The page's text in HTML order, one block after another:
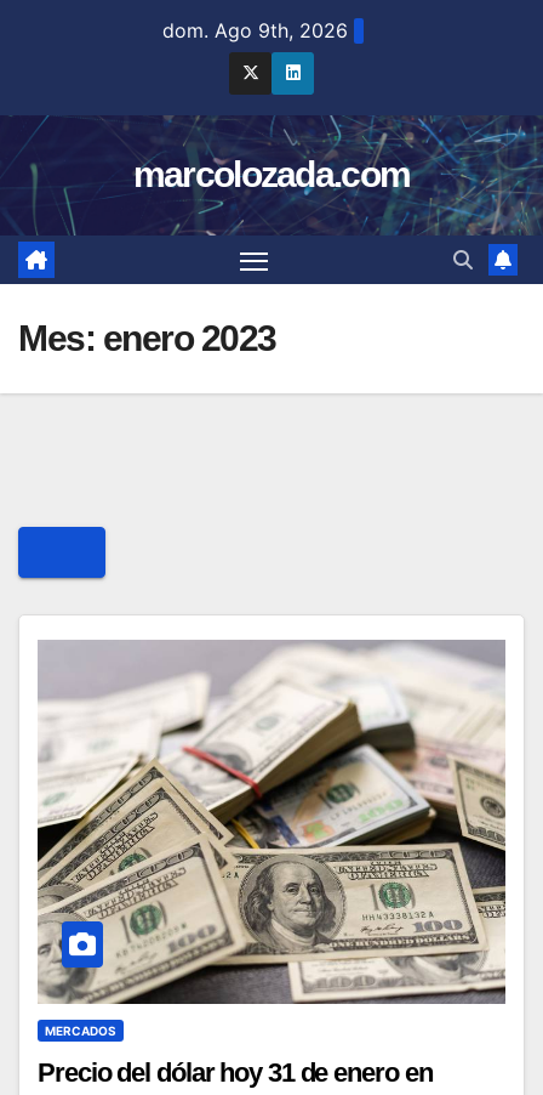
dom. Ago 9th, 2026
marcolozada.com
Mes: enero 2023
MERCADOS
Precio del dólar hoy 31 de enero en